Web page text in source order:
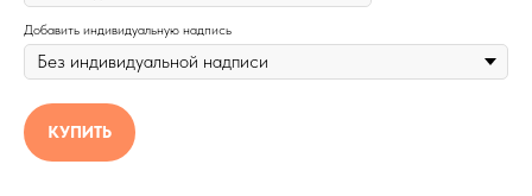
Добавить индивидуальную надпись
КУПИТЬ